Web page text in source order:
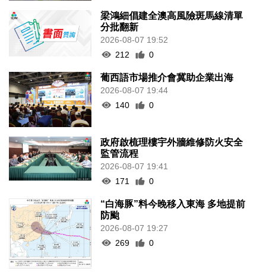
梁鴻細倡建全澳高風險斑馬線清單
分批翻新
2026-08-07 19:52
212
0
葡西語市場推介會冀助企業出海
2026-08-07 19:44
140
0
政府啟梳理樓宇外牆維修防火安全
監管流程
2026-08-07 19:41
171
0
“白海豚”料今晚移入東海 多地提前
防颱
2026-08-07 19:27
269
0